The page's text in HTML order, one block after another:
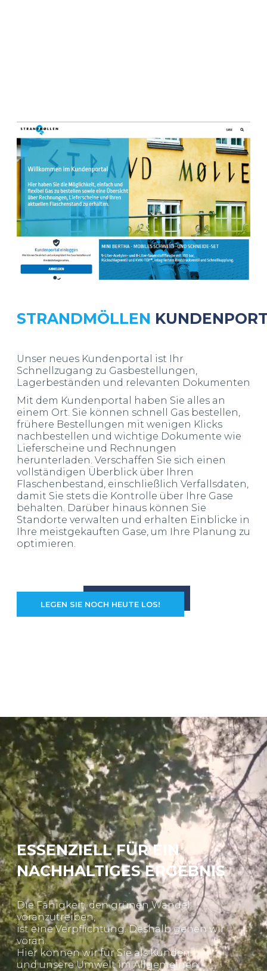
STRANDMÖLLEN
Unser neues Kundenportal ist Ihr
Schnellzugang zu Gasbestellungen,
Lagerbeständen und relevanten Dokumenten
Mit dem Kundenportal haben Sie alles an
einem Ort. Sie können schnell Gas bestellen,
frühere Bestellungen mit wenigen Klicks
nachbestellen und wichtige Dokumente wie
Lieferscheine und Rechnungen
herunterladen. Verschaffen Sie sich einen
vollständigen Überblick über Ihren
Flaschenbestand, einschließlich Verfallsdaten,
damit Sie stets die Kontrolle über Ihre Gase
behalten. Darüber hinaus können Sie
Standorte verwalten und erhalten Einblicke in
Ihre meistgekauften Gase, um Ihre Planung zu
optimieren.
LEGEN SIE NOCH HEUTE LOS!
ESSENZIELL FÜR EIN
NACHHALTIGES ERGEBNIS
Die Fähigkeit, den grünen Wandel
voranzutreiben,
ist eine Verpflichtung. Deshalb gehen wir
voran.
Hier können wir für Sie als Kunden
und unsere Umwelt im Allgemeinen